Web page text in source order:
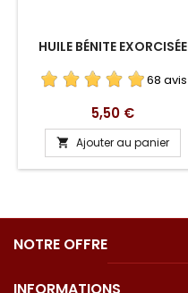
HUILE BÉNITE EXORCISÉE
68 avis
Prix
5,50 €
 Ajouter au panier
NOTRE OFFRE